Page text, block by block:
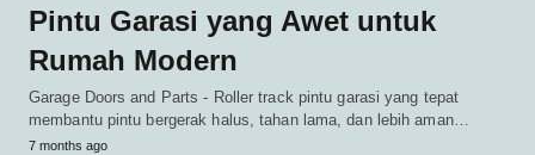
Pintu Garasi yang Awet untuk
Rumah Modern
Garage Doors and Parts - Roller track pintu garasi yang tepat
membantu pintu bergerak halus, tahan lama, dan lebih aman…
7 months ago